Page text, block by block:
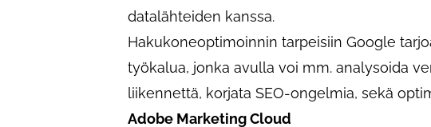
datalähteiden kanssa.
Hakukoneoptimoinnin tarpeisiin Google
työkalua, jonka avulla voi mm. analysoida
liikennettä, korjata SEO-ongelmia, sekä
Adobe Marketing Cloud